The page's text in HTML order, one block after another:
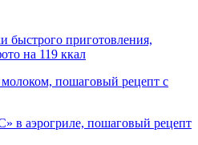
быстрого приготовления,
на 119 ккал
пошаговый рецепт с
в аэрогриле, пошаговый рецепт